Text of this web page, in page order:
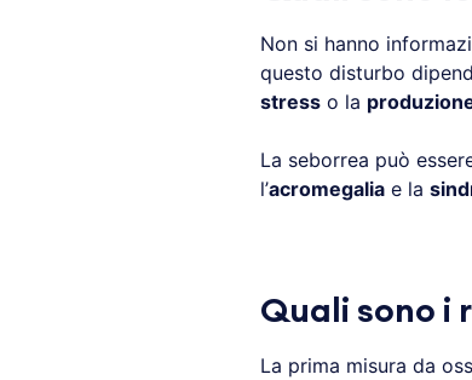
Non si hanno
questo disturbo
stresso la
La seborrea può
l’acromegaliae la
Quali sono i
La prima misura da